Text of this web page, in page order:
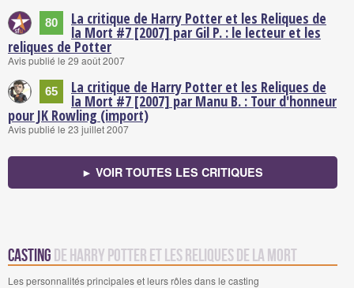
80 La critique de Harry Potter et les Reliques de
la Mort #7 [2007] par Gil P. : le lecteur et les
reliques de Potter
Avis publié le 29 août 2007
65 La critique de Harry Potter et les Reliques de
la Mort #7 [2007] par Manu B. : Tour d'honneur
pour JK Rowling (import)
Avis publié le 23 juillet 2007
► VOIR TOUTES LES CRITIQUES
Casting de Harry Potter et les Reliques de la Mort
Les personnalités principales et leurs rôles dans le casting